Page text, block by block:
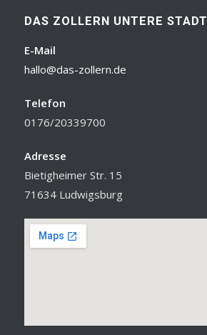
DAS ZOLLERN UNTERE STADT
E-Mail
hallo@das-zollern.de
Telefon
0176/20339700
Adresse
Bietigheimer Str. 15
71634 Ludwigsburg